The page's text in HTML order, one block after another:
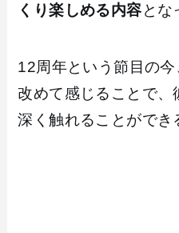
くり楽しめる内容とな
12周年という節目の
改めて感じることで、
深く触れることができ